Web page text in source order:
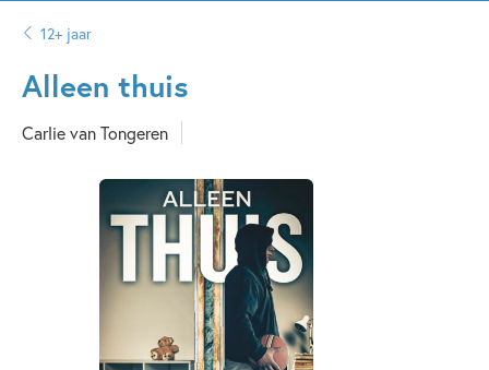
auteurs
uitgevers
12+ jaar
Alleen thuis
Carlie van Tongeren